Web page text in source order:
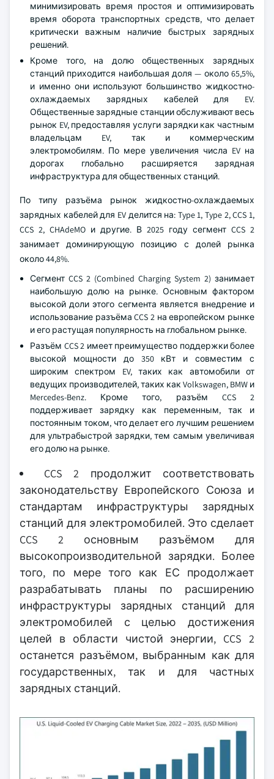
минимизировать время простоя и оптимизировать
время оборота транспортных средств, что делает
критически важным наличие быстрых зарядных
решений.
Кроме того, на долю общественных зарядных
станций приходится наибольшая доля — около 65,5%,
и именно они используют большинство жидкостно-
охлаждаемых зарядных кабелей для EV.
Общественные зарядные станции обслуживают весь
рынок EV, предоставляя услуги зарядки как частным
владельцам EV, так и коммерческим
электромобилям. По мере увеличения числа EV на
дорогах глобально расширяется зарядная
инфраструктура для общественных станций.
По типу разъёма рынок жидкостно-охлаждаемых
зарядных кабелей для EV делится на: Type 1, Type 2, CCS 1,
CCS 2, CHAdeMO и другие. В 2025 году сегмент CCS 2
занимает доминирующую позицию с долей рынка
около 44,8%.
Сегмент CCS 2 (Combined Charging System 2) занимает
наибольшую долю на рынке. Основным фактором
высокой доли этого сегмента является внедрение и
использование разъёма CCS 2 на европейском рынке
и его растущая популярность на глобальном рынке.
Разъём CCS 2 имеет преимущество поддержки более
высокой мощности до 350 кВт и совместим с
широким спектром EV, таких как автомобили от
ведущих производителей, таких как Volkswagen, BMW и
Mercedes-Benz. Кроме того, разъём CCS 2
поддерживает зарядку как переменным, так и
постоянным током, что делает его лучшим решением
для ультрабыстрой зарядки, тем самым увеличивая
его долю на рынке.
CCS 2 продолжит соответствовать
законодательству Европейского Союза и
стандартам инфраструктуры зарядных
станций для электромобилей. Это сделает
CCS 2 основным разъёмом для
высокопроизводительной зарядки. Более
того, по мере того как ЕС продолжает
разрабатывать планы по расширению
инфраструктуры зарядных станций для
электромобилей с целью достижения
целей в области чистой энергии, CCS 2
останется разъёмом, выбранным как для
государственных, так и для частных
зарядных станций.